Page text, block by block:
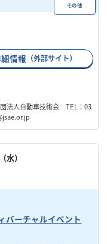
その他
情報 （外部サイト）
法人自動車技術会 TEL：03
水）
バーチャルイベント